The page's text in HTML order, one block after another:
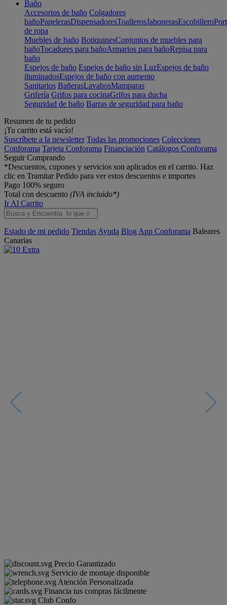
Baño
Accesorios de baño Colgadores
bañoPapelerasDispensadoresToallerosJabonerasEscobillero
de ropa
Muebles de baño BotiquinesConjuntos de muebles para
bañoTocadores para bañoArmarios para bañoRepisa para
baño
Espejos de baño Espejos de baño sin LuzEspejos de baño
iluminadosEspejos de baño con aumento
Sanitarios BañerasLavabosMamparas
Grifería Grifos para cocinaGrifos para ducha
Seguridad de baño Barras de seguridad para baño
Resumen de tu pedido
¡Tu carrito está vacío!
Suscríbete a la newsletter Todas las promociones Colecciones
Conforama Tarjeta Conforama Financiación Catálogos Conforama
Seguir Comprando
*Descuentos, cupones y servicios son aplicados en el carrito. Haz
clic en Tramitar Pedido para ver estos descuentos e importes
Pago 100% seguro
Total con descuento (IVA incluido*)
Ir Al Carrito
Estado de mi pedido Tiendas Ayuda Blog App Conforama Baleares
Canarias
Precio Garantizado
Servicio de montaje disponible
Atención Personalizada
Financia tus compras fácilmente
Club Confo